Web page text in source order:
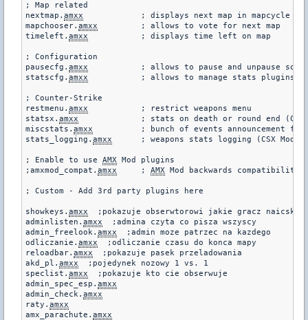
; Map related
nextmap. amxx
mapchooser. amxx
timeleft. amxx
; Configuration
pausecfg. amxx
statscfg. amxx
; Counter-Strike
restmenu. amxx
statsx. amxx
miscstats. amxx
stats_logging. amxx
; Enable to use AMX Mod plugins
;amxmod_compat. amxx
	;
AMX Mod backwards compatibility
; Custom - Add 3rd party plugins here
showkeys. amxx
;pokazuje obserwtorowi jakie gracz naicska
adminlisten. amxx
  ;admina czyta co pisza wszyscy
admin_freelook. amxx
  ;admin moze patrzec na kazdego
odliczanie. amxx
  ;odliczanie czasu do konca mapy
reloadbar. amxx
  ;pokazuje pasek przeladowania
akd_pl. amxx
  ;pojedynek nozowy 1 vs. 1
speclist. amxx
  ;pokazuje kto cie obserwuje
admin_spec_esp. amxx
admin_check. amxx
raty. amxx
amx_parachute. amxx